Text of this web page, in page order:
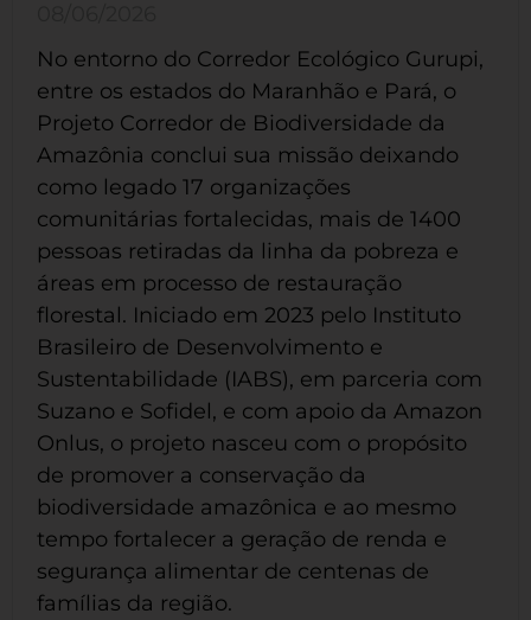
No entorno do Corredor Ecológico Gurupi,
entre os estados do Maranhão e Pará, o
Projeto Corredor de Biodiversidade da
Amazônia conclui sua missão deixando
como legado 17 organizações
comunitárias fortalecidas, mais de 1400
pessoas retiradas da linha da pobreza e
áreas em processo de restauração
florestal. Iniciado em 2023 pelo Instituto
Brasileiro de Desenvolvimento e
Sustentabilidade (IABS), em parceria com
Suzano e Sofidel, e com apoio da Amazon
Onlus, o projeto nasceu com o propósito
de promover a conservação da
biodiversidade amazônica e ao mesmo
tempo fortalecer a geração de renda e
segurança alimentar de centenas de
famílias da região.